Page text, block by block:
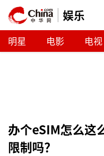
娱乐
明星 电影 电视
办个eSIM怎么这
限制吗？